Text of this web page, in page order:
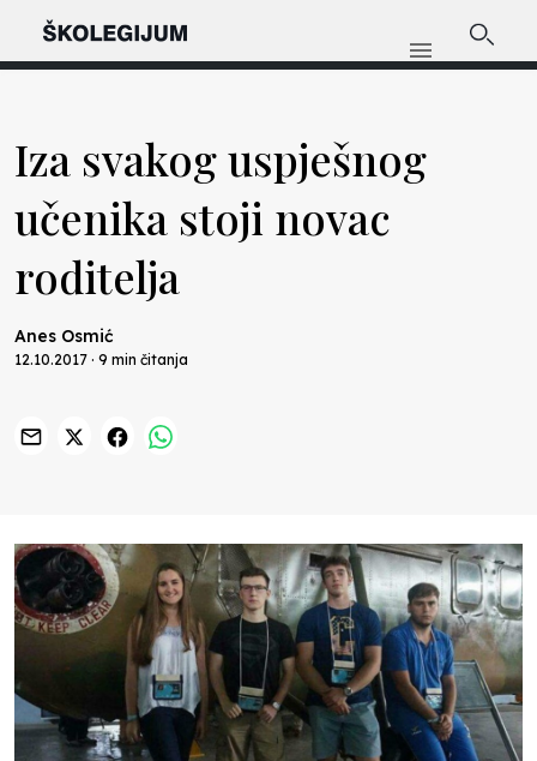
Iza svakog uspješnog
učenika stoji novac
roditelja
Anes Osmić
12.10.2017 · 9 min čitanja